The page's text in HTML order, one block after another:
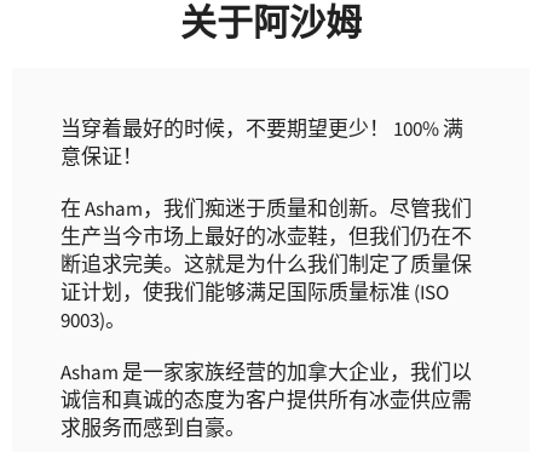
关于阿沙姆
当穿着最好的时候，不要期望更少！ 100% 满
意保证！
在 Asham，我们痴迷于质量和创新。 尽管我们
生产当今市场上最好的冰壶鞋，但我们仍在不
断追求完美。这就是为什么我们制定了质量保
证计划，使我们能够满足国际质量标准 (ISO
9003)。
Asham 是一家家族经营的加拿大企业，我们以
诚信和真诚的态度为客户提供所有冰壶供应需
求服务而感到自豪。